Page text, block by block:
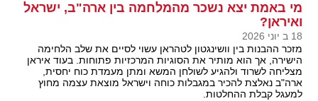
מי באמת יצא נשכר מהמלחמה בין ארה"ב, ישראל
ואיראן?
18 ב יוני 2026
מזכר ההבנות בין וושינגטון לטהראן עשוי לסיים את שלב הלחימה
הישירה, אך הוא מותיר את הסוגיות המרכזיות פתוחות. בעוד איראן
מצליחה לשרוד ולהגיע לשולחן המשא ומתן מעמדת כוח יחסית,
ארה"ב נאלצת להכיר במגבלות כוחה וישראל מוצאת עצמה מחוץ
למעגל קבלת ההחלטות.